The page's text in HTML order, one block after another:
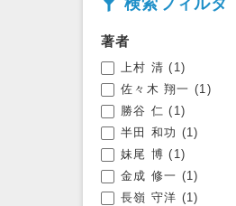
検索フィルタ
著者
上村 清 (1)
佐々木 翔一 (1)
勝谷 仁 (1)
半田 和功 (1)
妹尾 博 (1)
金成 修一 (1)
長嶺 守洋 (1)
フィルタを開く